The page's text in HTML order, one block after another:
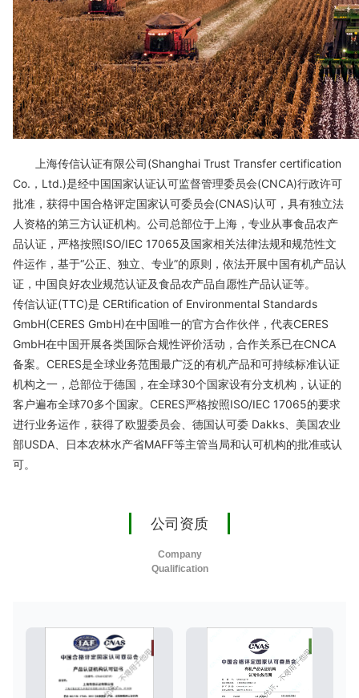
上海传信认证有限公司(Shanghai Trust Transfer certification
Co.，Ltd.)是经中国国家认证认可监督管理委员会(CNCA)行政许可
批准，获得中国合格评定国家认可委员会(CNAS)认可，具有独立法
人资格的第三方认证机构。公司总部位于上海，专业从事食品农产
品认证，严格按照ISO/IEC 17065及国家相关法律法规和规范性文
件运作，基于“公正、独立、专业”的原则，依法开展中国有机产品认
证，中国良好农业规范认证及食品农产品自愿性产品认证等。
传信认证(TTC)是 CERtification of Environmental Standards
GmbH(CERES GmbH)在中国唯一的官方合作伙伴，代表CERES
GmbH在中国开展各类国际合规性评价活动，合作关系已在CNCA
备案。CERES是全球业务范围最广泛的有机产品和可持续标准认证
机构之一，总部位于德国，在全球30个国家设有分支机构，认证的
客户遍布全球70多个国家。CERES严格按照ISO/IEC 17065的要求
进行业务运作，获得了欧盟委员会、德国认可委 Dakks、美国农业
部USDA、日本农林水产省MAFF等主管当局和认可机构的批准或认
可。
公司资质
Company
Qualification